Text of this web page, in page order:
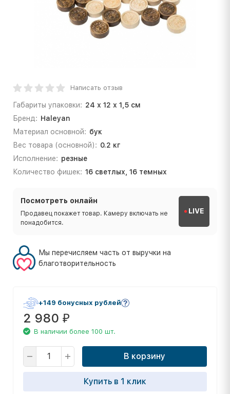
Написать отзыв
Габариты упаковки: 24 х 12 х 1,5 см
Бренд: Haleyan
Материал основной: бук
Вес товара (основной): 0.2 кг
Исполнение: резные
Количество фишек: 16 светлых, 16 темных
Посмотреть онлайн
Продавец покажет товар. Камеру включать не
понадобится.
LIVE
Мы перечисляем часть от выручки на
благотворительность
+149 бонусных рублей
2 980 ₽
В наличии более 100 шт.
В корзину
Купить в 1 клик